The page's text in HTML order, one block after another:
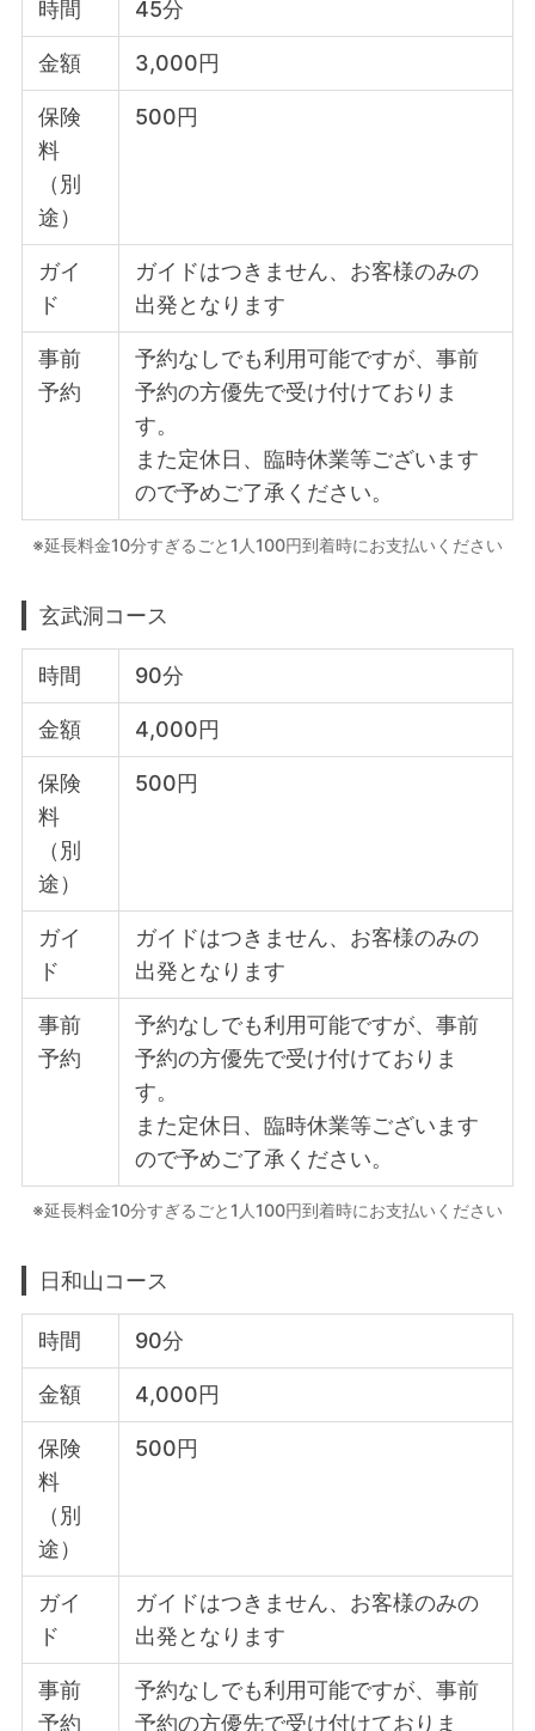
時間 45分
金額 3,000円
保険
料
（別
途）
500円
ガイ
ド
ガイドはつきません、お客様のみの
出発となります
事前
予約
予約なしでも利用可能ですが、事前
予約の方優先で受け付けておりま
す。
また定休日、臨時休業等ございます
ので予めご了承ください。
※延長料金10分すぎるごと1人100円到着時にお支払いください
玄武洞コース
時間 90分
金額 4,000円
保険
料
（別
途）
500円
ガイ
ド
ガイドはつきません、お客様のみの
出発となります
事前
予約
予約なしでも利用可能ですが、事前
予約の方優先で受け付けておりま
す。
また定休日、臨時休業等ございます
ので予めご了承ください。
※延長料金10分すぎるごと1人100円到着時にお支払いください
日和山コース
時間 90分
金額 4,000円
保険
料
（別
途）
500円
ガイ
ド
ガイドはつきません、お客様のみの
出発となります
事前
予約
予約なしでも利用可能ですが、事前
予約の方優先で受け付けておりま